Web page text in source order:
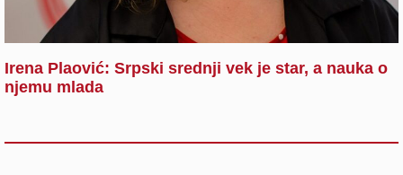
Irena Plaović: Srpski srednji vek je star, a nauka o
njemu mlada